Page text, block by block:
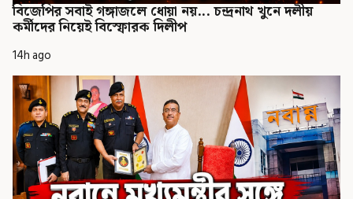
বিজেপির সবাই গঙ্গাজলে ধোয়া নয়... চন্দ্রনাথ খুনে দলীয়
কর্মীদের নিয়েই বিস্ফোরক দিলীপ
14h ago